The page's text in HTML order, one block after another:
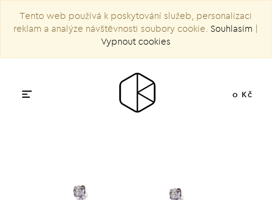
Tento web používá k poskytování služeb, personalizaci
reklam a analýze návštěvnosti soubory cookie. Souhlasím |
Vypnout cookies
0 Kč